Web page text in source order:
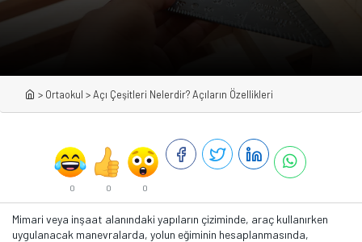
> Ortaokul >Açı Çeşitleri Nelerdir? Açıların Özellikleri
0 0 0
Mimari veya inşaat alanındaki yapıların çiziminde, araç kullanırken
uygulanacak manevralarda, yolun eğiminin hesaplanmasında,